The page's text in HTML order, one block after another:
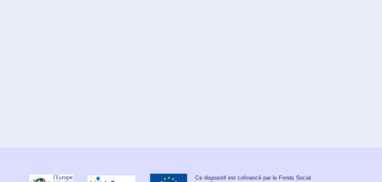
Ce dispositif est cofinancé par le Fonds Social